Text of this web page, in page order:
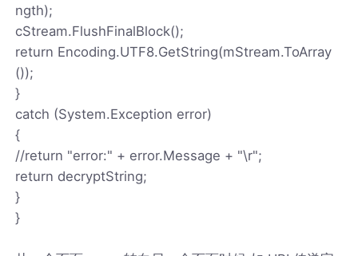
ngth);
cStream.FlushFinalBlock();
return Encoding.UTF8.GetString(mStream.ToArray
());
}
catch (System.Exception error)
{
//return "error:" + error.Message + "\r";
return decryptString;
}
}